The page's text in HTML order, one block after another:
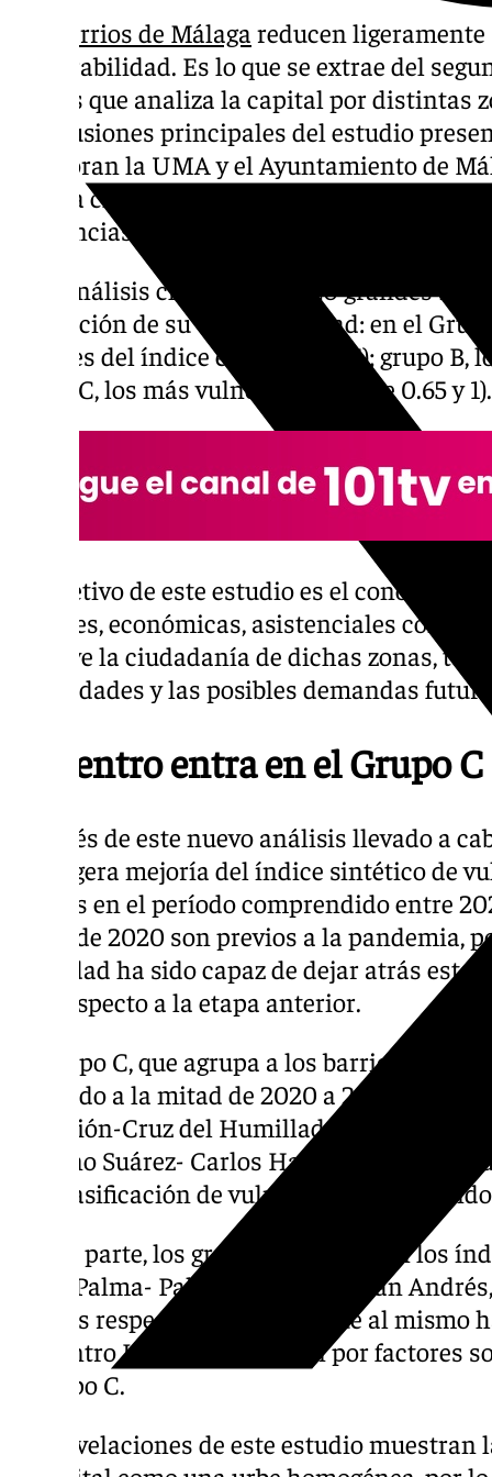
barrios de Málaga reducen ligeramente
vulnerabilidad. Es lo que se extrae del
Ciedes que analiza la capital por distintas
conclusiones principales del estudio
colaboran la UMA y el Ayuntamiento de
brecha clásica entre el Este y el Oeste de
diferencias en lo que al bolsillo y
Este análisis clasifica a los 20 grandes
en función de su vulnerabilidad: en el
(valores del índice entre 0 y 0.35); grupo B,
grupo C, los más vulnerables (entre 0.65 y 1).
El objetivo de este estudio es el
sociales, económicas, asistenciales como
convive la ciudadanía de dichas zonas,
necesidades y las posibles demandas
El Centro entra en el Grupo C
A través de este nuevo análisis llevado a
una ligera mejoría del índice sintético de
barrios en el período comprendido entre
datos de 2020 son previos a la pandemia,
la ciudad ha sido capaz de dejar atrás
con respecto a la etapa anterior.
El Grupo C, que agrupa a los barrios de
reducido a la mitad de 2020 a 2023,
La Unión-Cruz del Humilladero,
Camino Suárez- Carlos Haya, Trinidad y
esa clasificación de vulnerabilidad
Por su parte, los grandes barrios con los
altos, Palma- Palmilla y La Luz- San
índices respecto a 2020, aunque al mismo
de Centro Histórico y Huelin por factores
el grupo C.
Las revelaciones de este estudio